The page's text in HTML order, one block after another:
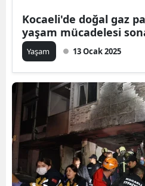
Kocaeli'de doğal gaz
yaşam mücadelesi
Yaşam 13 Ocak 2025